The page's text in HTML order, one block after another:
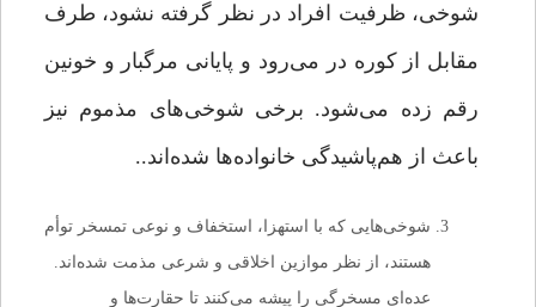
شوخی، ظرفیت افراد در نظر گرفته نشود، طرف
مقابل از کوره در می‌رود و پایانی مرگبار و خونین
رقم زده می‌شود. برخی شوخی‌‌های مذموم نیز
باعث از هم‌پاشیدگی خانواده‌ها شده‌اند..
شوخی‌هایی که با استهزا، استخفاف و نوعی تمسخر توأم
هستند، از نظر موازین اخلاقی و شرعی مذمت شده‌اند.
عده‌ای مسخرگی را پیشه می‌کنند تا حقارت‌ها و